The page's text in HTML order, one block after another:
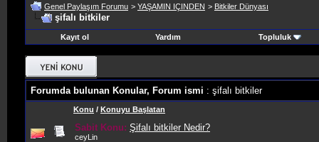
Genel Paylaşım Forumu > YAŞAMIN IÇINDEN > Bitkiler Dünyası
şifalı bitkiler
Kayıt ol Yardım Topluluk
Forumda bulunan Konular, Forum ismi : şifalı bitkiler
Konu / Konuyu Başlatan
Sabit Konu: Şifalı bitkiler Nedir?
ceyLin